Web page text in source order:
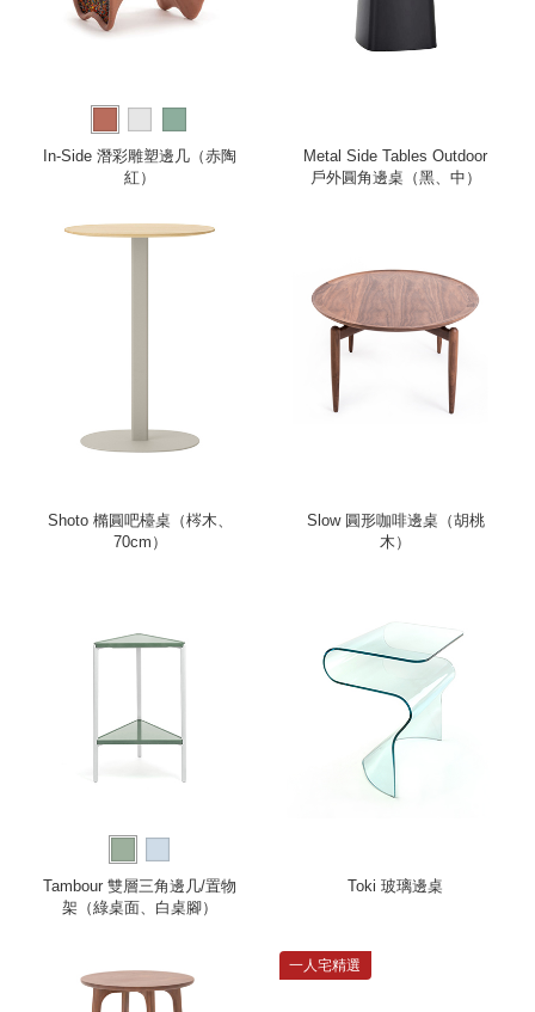
In-Side 潛彩雕塑邊几（赤陶
紅）
Metal Side Tables Outdoor
戶外圓角邊桌（黑、中）
Shoto 橢圓吧檯桌（梣木、
70cm）
Slow 圓形咖啡邊桌（胡桃
木）
Tambour 雙層三角邊几/置物
架（綠桌面、白桌腳）
Toki 玻璃邊桌
一人宅精選